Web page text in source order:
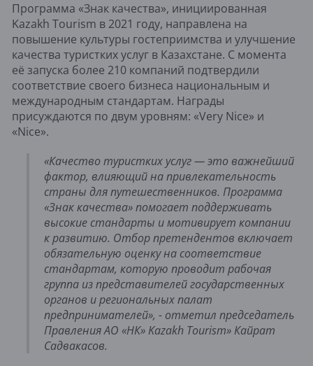
Программа «Знак качества», инициированная
Kazakh Tourism в 2021 году, направлена на
повышение культуры гостеприимства и улучшение
качества туристких услуг в Казахстане. С момента
её запуска более 210 компаний подтвердили
соответствие своего бизнеса национальным и
международным стандартам. Награды
присуждаются по двум уровням: «Very Nice» и
«Nice».
«Качество туристких услуг — это важнейший
фактор, влияющий на привлекательность
страны для путешественников. Программа
«Знак качества» помогает поддерживать
высокие стандарты и мотивирует компании
к развитию. Отбор претендентов включает
обязательную оценку на соответствие
стандартам, которую проводит рабочая
группа из представителей государственных
органов и региональных палат
предпринимателей», - отметил председатель
Правления АО «НК» Kazakh Tourism» Кайрат
Садвакасов.